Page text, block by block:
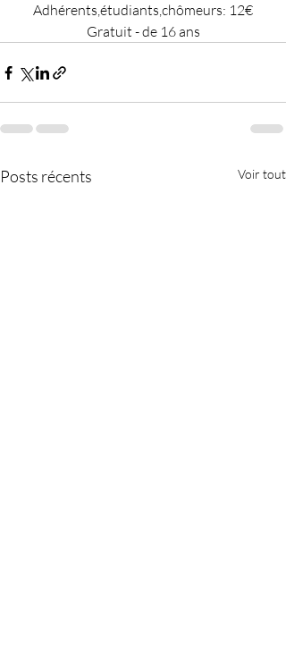
Adhérents,étudiants,chômeurs: 12€
Gratuit - de 16 ans
Posts récents Voir tout